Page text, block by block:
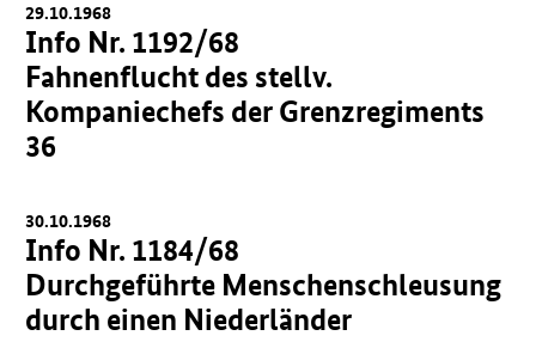
29.10.1968
Info Nr. 1192/68
Fahnenflucht des stellv.
Kompaniechefs der Grenzregiments
36
30.10.1968
Info Nr. 1184/68
Durchgeführte Menschenschleusung
durch einen Niederländer